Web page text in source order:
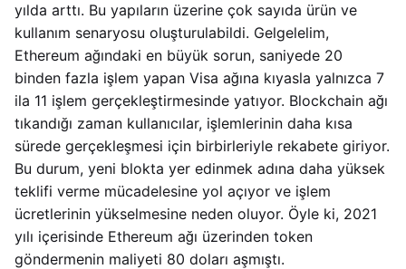
yılda arttı. Bu yapıların üzerine çok sayıda ürün ve
kullanım senaryosu oluşturulabildi. Gelgelelim,
Ethereum ağındaki en büyük sorun, saniyede 20
binden fazla işlem yapan Visa ağına kıyasla yalnızca 7
ila 11 işlem gerçekleştirmesinde yatıyor. Blockchain ağı
tıkandığı zaman kullanıcılar, işlemlerinin daha kısa
sürede gerçekleşmesi için birbirleriyle rekabete giriyor.
Bu durum, yeni blokta yer edinmek adına daha yüksek
teklifi verme mücadelesine yol açıyor ve işlem
ücretlerinin yükselmesine neden oluyor. Öyle ki, 2021
yılı içerisinde Ethereum ağı üzerinden token
göndermenin maliyeti 80 doları aşmıştı.